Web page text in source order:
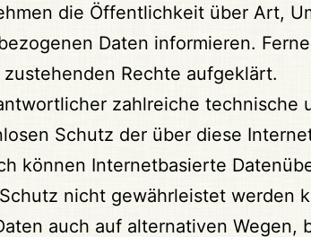
die Öffentlichkeit über Art,
Daten informieren.
Rechte aufgeklärt.
zahlreiche technische
Schutz der über diese
können Internetbasierte
nicht gewährleistet werden
auch auf alternativen Wegen,